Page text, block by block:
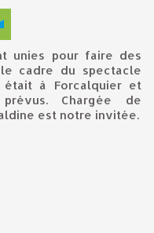
cadre du spectacle
était à Forcalquier et
Chargée de
est notre invitée.